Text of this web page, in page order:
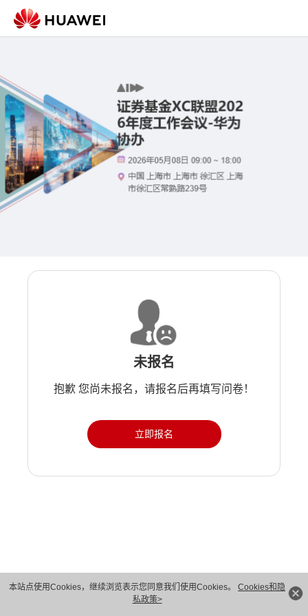
本站点使用Cookies，继续浏览表示您同意我们使用Cookies。 Cookies和隐
私政策>
未报名
抱歉 您尚未报名，请报名后再填写问卷！
立即报名
版权所有 © 华为技术有限公司 1998-2026。 保留一切权利。粤A2-20044005号
隐私保护
法律声明